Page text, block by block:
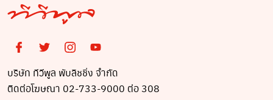
บริษัท ทีวีพูล พับลิชชิ่ง จำกัด
ติดต่อโฆษณา 02-733-9000 ต่อ 308